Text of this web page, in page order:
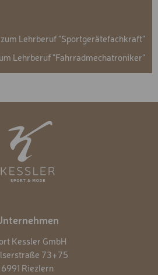
Lehrberuf "Sportgerätefachkraft"
Lehrberuf "Fahrradmechatroniker"
Kessler GmbH
73+75
6991 Riezlern